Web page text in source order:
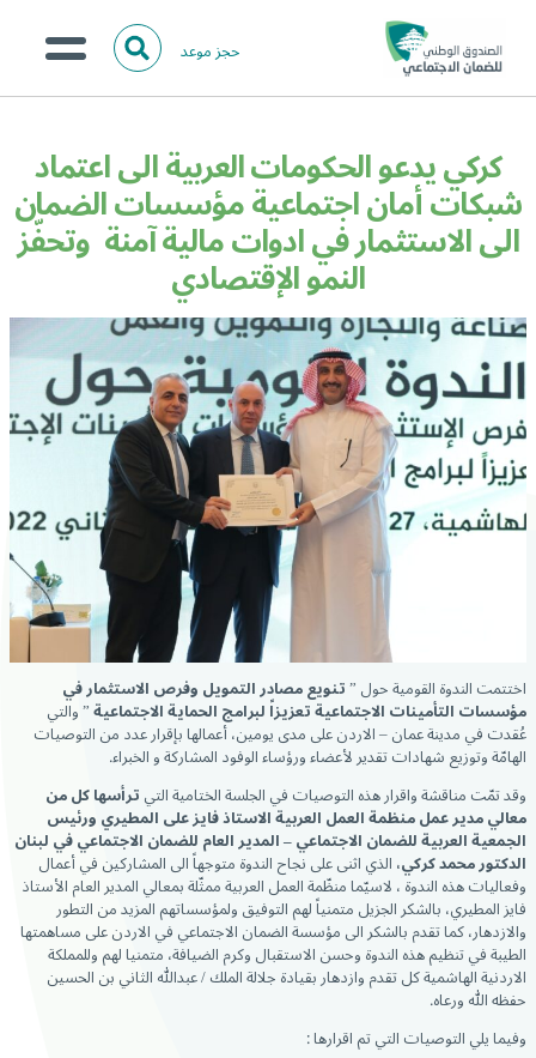
حجز موعد ا
ل
ث
الخدمات الالكترونية
المركز الإعلامي
تواصل معنا
البحث
كركي يدعو الحكومات العربية الى اعتماد
شبكات أمان اجتماعية مؤسسات الضمان
الى الاستثمار في ادوات مالية آمنة وتحفّز
النمو الإقتصادي
اختتمت الندوة القومية حول ”تنويع مصادر التمويل وفرص الاستثمار في
مؤسسات التأمينات الاجتماعية تعزيزاً لبرامج الحماية الاجتماعية” والتي
عُقدت في مدينة عمان – الاردن على مدى يومين، أعمالها بإقرار عدد من التوصيات
الهامّة وتوزيع شهادات تقدير لأعضاء ورؤساء الوفود المشاركة و الخبراء.
وقد تمّت مناقشة واقرار هذه التوصيات في الجلسة الختامية التيترأسها كل من
معالي مدير عمل منظمة العمل العربية الاستاذ فايز على المطيري ورئيس
الجمعية العربية للضمان الاجتماعي – المدير العام للضمان الاجتماعي في لبنان
الدكتور محمد كركي،الذي اثنى على نجاح الندوة متوجهاً الى المشاركين في أعمال
وفعاليات هذه الندوة ، لاسيّما منظّمة العمل العربية ممثّلة بمعالي المدير العام الأستاذ
فايز المطيري، بالشكر الجزيل متمنياً لهم التوفيق ولمؤسساتهم المزيد من التطور
والازدهار، كما تقدم بالشكر الى مؤسسة الضمان الاجتماعي في الاردن على مساهمتها
الطيبة في تنظيم هذه الندوة وحسن الاستقبال وكرم الضيافة، متمنيا لهم وللمملكة
الاردنية الهاشمية كل تقدم وازدهار بقيادة جلالة الملك / عبدالله الثاني بن الحسين
حفظه الله ورعاه.
وفيما يلي التوصيات التي تم اقرارها :